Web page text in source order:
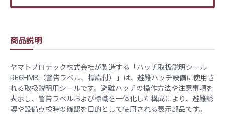
商品説明
ヤマトプロテック株式会社が製造する「ハッチ取扱説明シール
RE6HMB（警告ラベル、標識付）」は、避難ハッチ設備に使用さ
れる取扱説明用シールです。避難ハッチの操作方法や注意事項を
表示し、警告ラベルおよび標識を一体化した構成により、避難誘
導や設備点検時の確認を目的として使用される表示部品です。